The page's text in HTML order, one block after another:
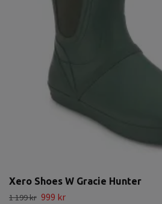
Xero Shoes W Gracie Hunter
1 199 kr 999 kr